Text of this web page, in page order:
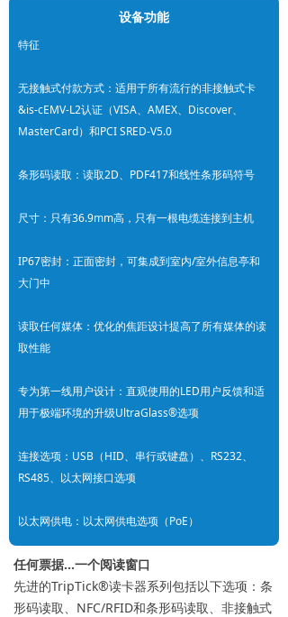
特征
无接触式付款方式：适用于所有流行的非接触式卡
&is-cEMV-L2认证（VISA、AMEX、Discover、
MasterCard）和PCI SRED-V5.0
条形码读取：读取2D、PDF417和线性条形码符号
尺寸：只有36.9mm高，只有一根电缆连接到主机
IP67密封：正面密封，可集成到室内/室外信息亭和
大门中
读取任何媒体：优化的焦距设计提高了所有媒体的读
取性能
专为第一线用户设计：直观使用的LED用户反馈和适
用于极端环境的升级UltraGlass®选项
连接选项：USB（HID、串行或键盘）、RS232、
RS485、以太网接口选项
以太网供电：以太网供电选项（PoE）
设备功能
任何票据…一个阅读窗口
先进的TripTick®读卡器系列包括以下选项：条
形码读取、NFC/RFID和条形码读取、非接触式